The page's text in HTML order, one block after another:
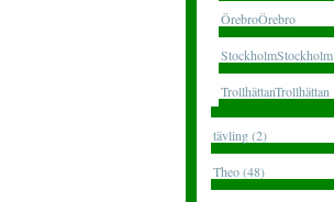
ÖrebroÖrebro
StockholmStockholm
TrollhättanTrollhättan
tävling (2)
Theo (48)